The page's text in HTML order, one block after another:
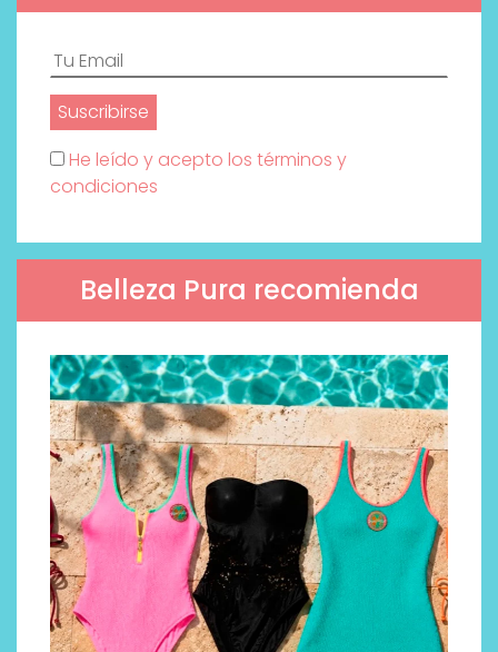
He leído y acepto los términos y
condiciones
Belleza Pura recomienda